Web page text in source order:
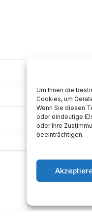
Um Ihnen die
Cookies, um
Wenn Sie diesen
oder eindeutige
oder Ihre
beeinträchtigen.